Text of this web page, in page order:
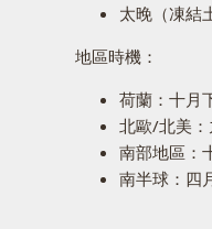
太晚（凍結
地區時機：
荷蘭：十月
北歐/北美：
南部地區：
南半球：四